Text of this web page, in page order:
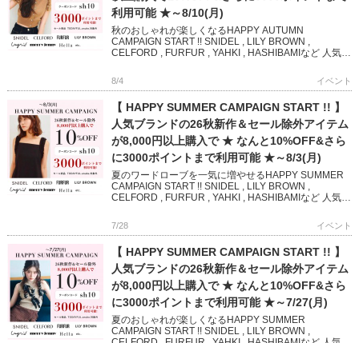
利用可能 ★～8/10(月)
秋のおしゃれが楽しくなるHAPPY AUTUMN
CAMPAIGN START !! SNIDEL , LILY BROWN ,
CELFORD , FURFUR , YAHKI , HASHIBAMIなど 人気ブ
8/4 イベント
【 HAPPY SUMMER CAMPAIGN START !! 】
人気ブランドの26秋新作＆セール除外アイテム
が8,000円以上購入で ★ なんと10%OFF&さら
に3000ポイントまで利用可能 ★～8/3(月)
夏のワードローブを一気に増やせるHAPPY SUMMER
CAMPAIGN START !! SNIDEL , LILY BROWN ,
CELFORD , FURFUR , YAHKI , HASHIBAMIなど 人気
7/28 イベント
【 HAPPY SUMMER CAMPAIGN START !! 】
人気ブランドの26秋新作＆セール除外アイテム
が8,000円以上購入で ★ なんと10%OFF&さら
に3000ポイントまで利用可能 ★～7/27(月)
夏のおしゃれが楽しくなるHAPPY SUMMER
CAMPAIGN START !! SNIDEL , LILY BROWN ,